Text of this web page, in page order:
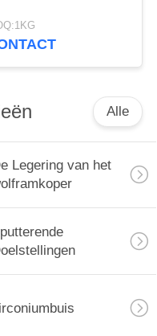
Alle
Legering van het